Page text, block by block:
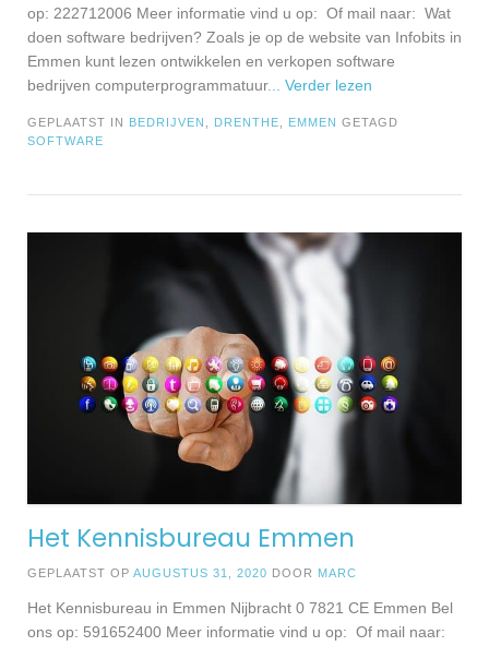
op: 222712006 Meer informatie vind u op: Of mail naar: Wat
doen software bedrijven? Zoals je op de website van Infobits in
Emmen kunt lezen ontwikkelen en verkopen software
bedrijven computerprogrammatuur... Verder lezen
GEPLAATST IN BEDRIJVEN , DRENTHE, EMMEN GETAGD
SOFTWARE
Het Kennisbureau Emmen
GEPLAATST OP AUGUSTUS 31, 2020 DOOR MARC
Het Kennisbureau in Emmen Nijbracht 0 7821 CE Emmen Bel
ons op: 591652400 Meer informatie vind u op: Of mail naar: